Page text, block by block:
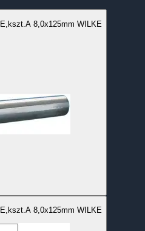
8,0x125mm WILKE
8,0x125mm WILKE